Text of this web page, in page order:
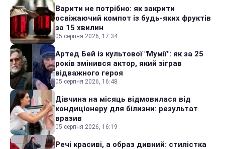
Варити не потрібно: як закрити
освіжаючий компот із будь-яких фруктів
за 15 хвилин
05 серпня 2026, 17:34
Артед Бей із культової "Мумії": як за 25
років змінився актор, який зіграв
відважного героя
05 серпня 2026, 16:48
Дівчина на місяць відмовилася від
кондиціонеру для білизни: результат
вразив
05 серпня 2026, 16:19
Речі красиві, а образ дивний: стилістка